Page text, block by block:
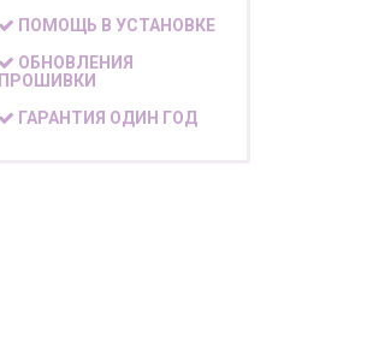
ПОМОЩЬ В УСТАНОВКЕ
ОБНОВЛЕНИЯ
ПРОШИВКИ
ГАРАНТИЯ ОДИН ГОД